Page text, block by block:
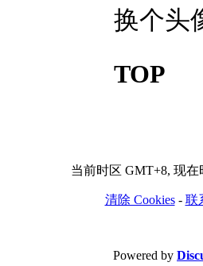
换个头
TOP
当前时区 GMT+8, 现在
清除 Cookies- 联
Powered by